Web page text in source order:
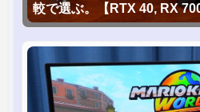
較で選ぶ。【RTX 40, RX